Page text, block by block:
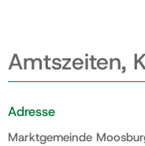
Amtszeiten,
Adresse
Marktgemeinde